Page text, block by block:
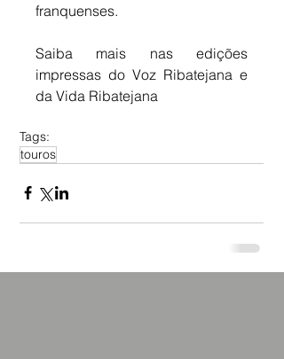
franquenses.
Saiba mais nas edições
impressas do Voz Ribatejana e
da Vida Ribatejana
Tags:
touros